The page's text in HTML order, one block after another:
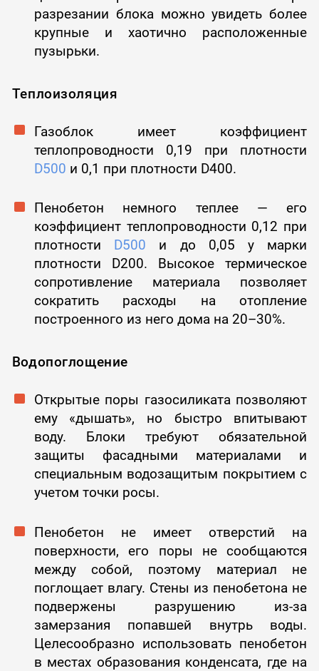
разрезании блока можно увидеть более
крупные и хаотично расположенные
пузырьки.
Теплоизоляция
Газоблок имеет коэффициент
теплопроводности 0,19 при плотности
D500 и 0,1 при плотности D400.
Пенобетон немного теплее — его
коэффициент теплопроводности 0,12 при
плотности D500 и до 0,05 у марки
плотности D200. Высокое термическое
сопротивление материала позволяет
сократить расходы на отопление
построенного из него дома на 20–30%.
Водопоглощение
Открытые поры газосиликата позволяют
ему «дышать», но быстро впитывают
воду. Блоки требуют обязательной
защиты фасадными материалами и
специальным водозащитым покрытием с
учетом точки росы.
Пенобетон не имеет отверстий на
поверхности, его поры не сообщаются
между собой, поэтому материал не
поглощает влагу. Стены из пенобетона не
подвержены разрушению из-за
замерзания попавшей внутрь воды.
Целесообразно использовать пенобетон
в местах образования конденсата, где на